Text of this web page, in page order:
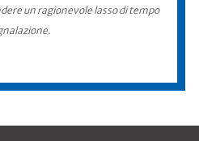
un ragionevole lasso di tempo